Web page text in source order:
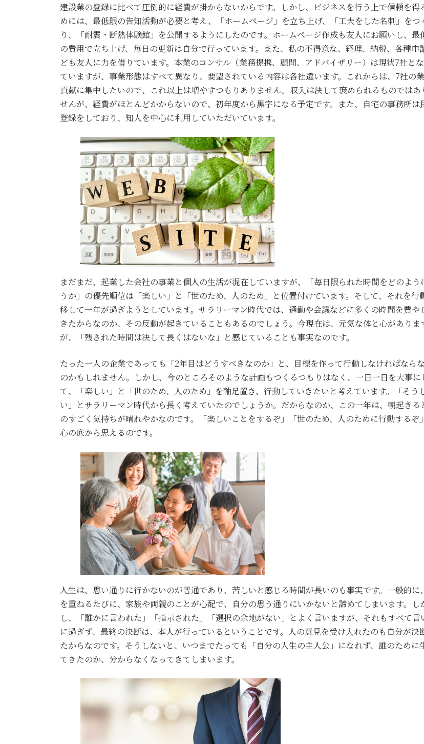
建設業の登録に比べて圧倒的に経費が掛からないからです。しかし、ビジネスを行う上で信頼を得
めには、最低限の告知活動が必要と考え、「ホームページ」を立ち上げ、「工夫をした名刺」をつ
り、「耐震・断熱体験館」を公開するようにしたのです。ホームページ作成も友人にお願いし、最
の費用で立ち上げ、毎日の更新は自分で行っています。また、私の不得意な、経理、納税、各種申
ども友人に力を借りています。本業のコンサル（業務提携、顧問、アドバイザリー）は現状7社と
ていますが、事業形態はすべて異なり、要望されている内容は各社違います。これからは、7社の
貢献に集中したいので、これ以上は増やすつもりありません。収入は決して褒められるものではあ
せんが、経費がほとんどかからないので、初年度から黒字になる予定です。また、自宅の事務所は
登録をしており、知人を中心に利用していただいています。
まだまだ、起業した会社の事業と個人の生活が混在していますが、「毎日限られた時間をどのよう
うか」の優先順位は「楽しい」と「世のため、人のため」と位置付けています。そして、それを行
移して一年が過ぎようとしています。サラリーマン時代では、通勤や会議などに多くの時間を費や
きたからなのか、その反動が起きていることもあるのでしょう。今現在は、元気な体と心がありま
が、「残された時間は決して長くはないな」と感じていることも事実なのです。
たった一人の企業であっても「2年目はどうすべきなのか」と、目標を作って行動しなければなら
のかもしれません。しかし、今のところそのような計画もつくるつもりはなく、一日一日を大事に
て、「楽しい」と「世のため、人のため」を軸足置き、行動していきたいと考えています。「そう
い」とサラリーマン時代から長く考えていたのでしょうか。だからなのか、この一年は、朝起きる
のすごく気持ちが晴れやかなのです。「楽しいことをするぞ」「世のため、人のために行動するぞ
心の底から思えるのです。
人生は、思い通りに行かないのが普通であり、苦しいと感じる時間が長いのも事実です。一般的に
を重ねるたびに、家族や両親のことが心配で、自分の思う通りにいかないと諦めてしまいます。し
し、「誰かに言われた」「指示された」「選択の余地がない」とよく言いますが、それもすべて言
に過ぎず、最終の決断は、本人が行っているということです。人の意見を受け入れたのも自分が決
たからなのです。そうしないと、いつまでたっても「自分の人生の主人公」になれず、誰のために
てきたのか、分からなくなってきてしまいます。